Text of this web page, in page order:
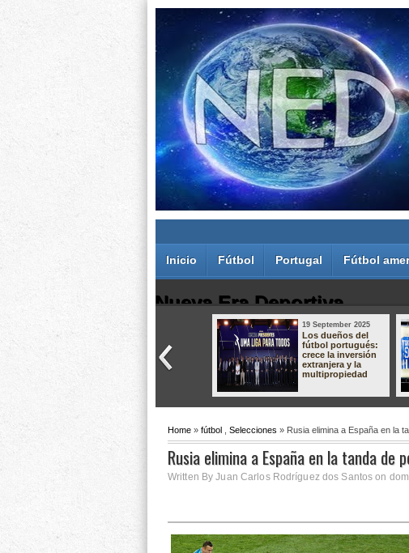
Inicio Fútbol Portugal Fútbol
Nueva Era Deportiva
Juan Carlos Rodríguez dos Santos
19 September 2025
Los dueños del
fútbol portugués:
crece la inversión
extranjera y la
multipropiedad
Home » fútbol Selecciones » Rusia elimina a España en la
Rusia elimina a España en la tanda de
Written By Juan Carlos Rodríguez dos Santos on